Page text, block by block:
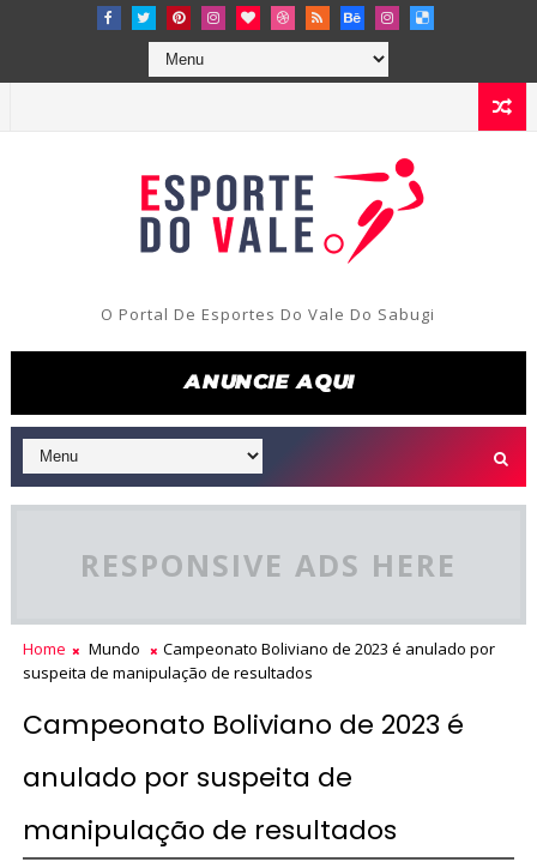
O Portal De Esportes Do Vale Do Sabugi
RESPONSIVE ADS HERE
Home Mundo
Campeonato Boliviano de 2023 é anulado por
suspeita de manipulação de resultados
Campeonato Boliviano de 2023 é
anulado por suspeita de
manipulação de resultados